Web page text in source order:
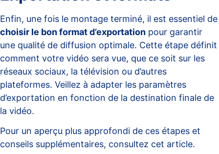
Enfin, une fois le montage terminé, il est essentiel de
choisir le bon format d’exportation pour garantir
une qualité de diffusion optimale. Cette étape définit
comment votre vidéo sera vue, que ce soit sur les
réseaux sociaux, la télévision ou d’autres
plateformes. Veillez à adapter les paramètres
d’exportation en fonction de la destination finale de
la vidéo.
Pour un aperçu plus approfondi de ces étapes et
conseils supplémentaires, consultez cet article.